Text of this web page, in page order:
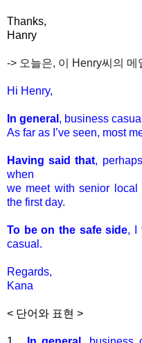
Thanks,
Hanry
-> 오늘은, 이 Henry씨의
Hi Henry,
In general , business
As far as I’ve seen, most
Having said that,
when
we meet with senior local
the first day.
To be on the safe side, I
casual.
Regards,
Kana
< 단어와 표현 >